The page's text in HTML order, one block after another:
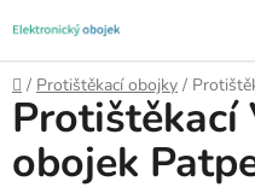
na
obsah
Domů
/ Protištěkací obojky /
Protištěkací
obojek